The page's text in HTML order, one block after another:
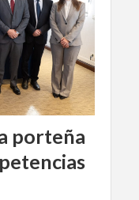
porteña